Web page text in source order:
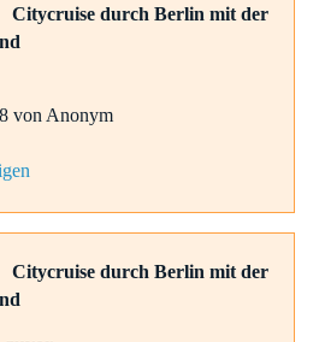
Citycruise durch Berlin mit der
von Anonym
Citycruise durch Berlin mit der